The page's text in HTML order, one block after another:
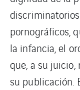
pornográficos,
la infancia, el
que, a su
su publicación.